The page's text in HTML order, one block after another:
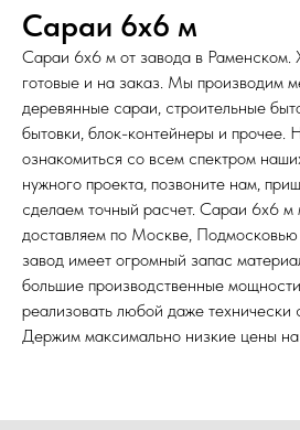
Сараи 6х6 м
Сараи 6х6 м от завода в Раменском.
готовые и на заказ. Мы производим
деревянные сараи, строительные
бытовки, блок-контейнеры и
ознакомиться со всем спектром
нужного проекта, позвоните нам,
сделаем точный расчет. Сараи 6х6 м
доставляем по Москве,
завод имеет огромный запас
большие производственные
реализовать любой даже технически
Держим максимально низкие цены